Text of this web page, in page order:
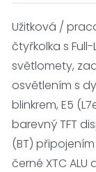
Užitková /
čtyřkolka s Full-
světlomety,
osvětlením s
blinkrem, E5
barevný TFT
(BT) připojením
černé XTC ALU